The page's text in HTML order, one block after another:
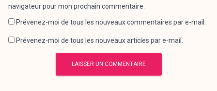
navigateur pour mon prochain commentaire.
Prévenez-moi de tous les nouveaux commentaires par e-mail.
Prévenez-moi de tous les nouveaux articles par e-mail.